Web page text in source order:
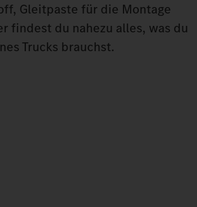
Gleitpaste für die Montage
findest du nahezu alles, was du
Trucks brauchst.